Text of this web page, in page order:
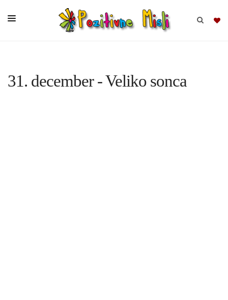
31. december - Veliko sonca